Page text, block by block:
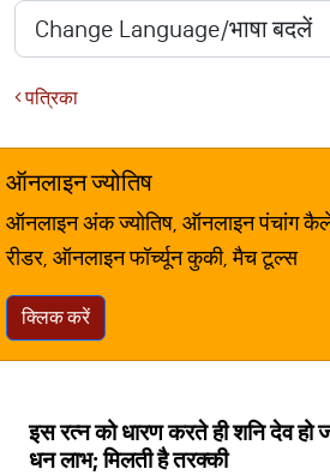
पत्रिका
ऑनलाइन ज्योतिष
ऑनलाइन अंक ज्योतिष, ऑनलाइन पंचांग
रीडर, ऑनलाइन फॉर्च्यून कुकी, मैच टूल्स
क्लिक करें
इस रत्न को धारण करते ही शनि देव हो
धन लाभ; मिलती है तरक्की